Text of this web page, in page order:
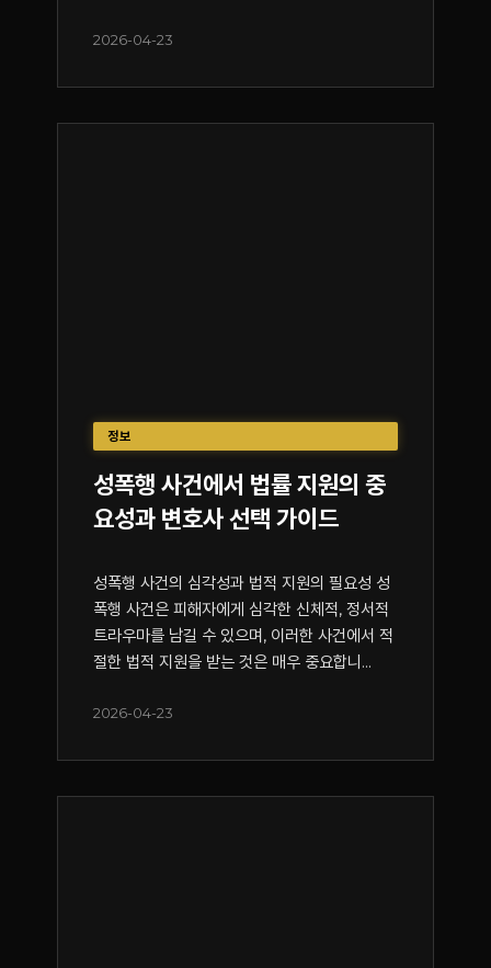
2026-04-23
정보
성폭행 사건에서 법률 지원의 중
요성과 변호사 선택 가이드
성폭행 사건의 심각성과 법적 지원의 필요성 성
폭행 사건은 피해자에게 심각한 신체적, 정서적
트라우마를 남길 수 있으며, 이러한 사건에서 적
절한 법적 지원을 받는 것은 매우 중요합니...
2026-04-23